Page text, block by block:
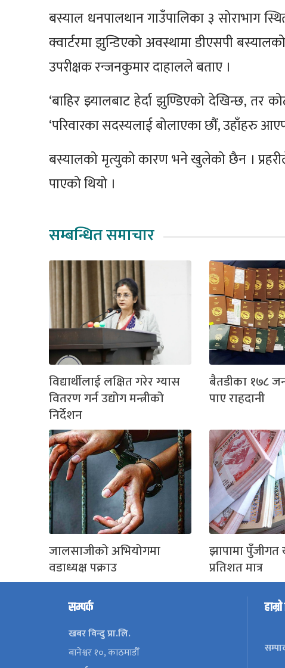
बस्याल धनपालथान गाउँपालिका ३ सोराभाग
क्वार्टरमा झुन्डिएको अवस्थामा डीएसपी
उपरीक्षक रन्जनकुमार दाहालले बताए ।
‘बाहिर झ्यालबाट हेर्दा झुण्डिएको देखिन्छ, तर
‘परिवारका सदस्यलाई बोलाएका छौं, उहाँहरु
बस्यालको मृत्युको कारण भने खुलेको छैन ।
पाएको थियो ।
सम्बन्धित समाचार
विद्यार्थीलाई लक्षित गरेर ग्यास
वितरण गर्न उद्योग मन्त्रीको
निर्देशन
बैतडीका १७८
पाए राहदानी
जालसाजीको अभियोगमा
वडाध्यक्ष पक्राउ
झापामा पुँजीगत
प्रतिशत मात्र
सम्पर्क
खबर विन्दु प्रा.लि.
बानेश्वर १०, काठमाडौँ